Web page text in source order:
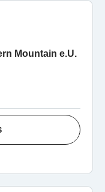
Mountain e.U.